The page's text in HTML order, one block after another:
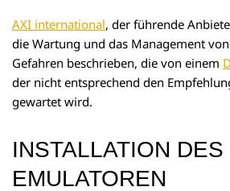
AXI international, der führende
die Wartung und das Management
Gefahren beschrieben, die von einem
der nicht entsprechend den
gewartet wird.
INSTALLATION
EMULATOREN